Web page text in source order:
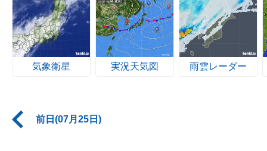
気象衛星 実況天気図 雨雲レーダー
前日(07月25日)